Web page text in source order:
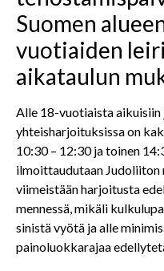
Suomen
vuotiaiden
aikataulun
Alle 18-vuotiaista
yhteisharjoituksissa on
10:30 – 12:30 ja toinen
ilmoittaudutaan
viimeistään harjoitusta
mennessä, mikäli
sinistä vyötä ja alle
painoluokkarajaa